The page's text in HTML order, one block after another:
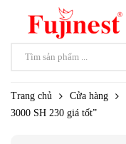
Trang chủ Cửa hàng
3000 SH 230 giá tốt”